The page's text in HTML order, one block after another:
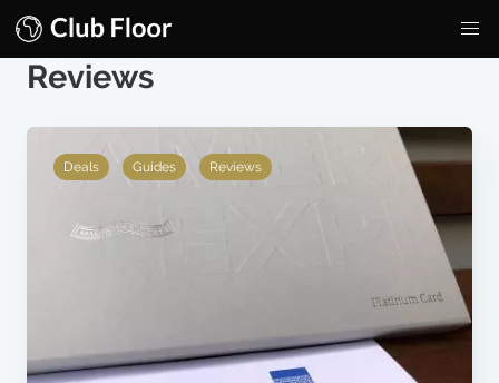
Reviews
Deals Guides Reviews